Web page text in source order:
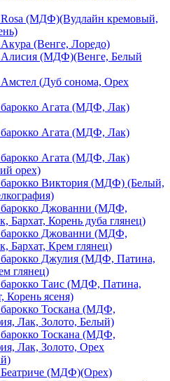
Rosa (МДФ)(Вудлайн кремовый,
(Венге, Лоредо)
Алисия (МДФ)(Венге, Белый
(Дуб сонома, Орех
Агата (МДФ, Лак)
Агата (МДФ, Лак)
Агата (МДФ, Лак)
орех)
Виктория (МДФ) (Белый,
барокко Джованни (МДФ,
Бархат, Корень дуба глянец)
барокко Джованни (МДФ,
Бархат, Крем глянец)
барокко Джулия (МДФ, Патина,
глянец)
Таис (МДФ, Патина,
Корень ясеня)
Тоскана (МДФ,
Лак, Золото, Белый)
Тоскана (МДФ,
Лак, Золото, Орех
Беатриче (МДФ)(Орех)